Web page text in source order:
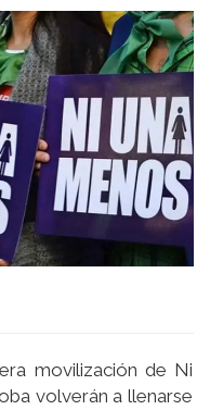
movilización de Ni
volverán a llenarse